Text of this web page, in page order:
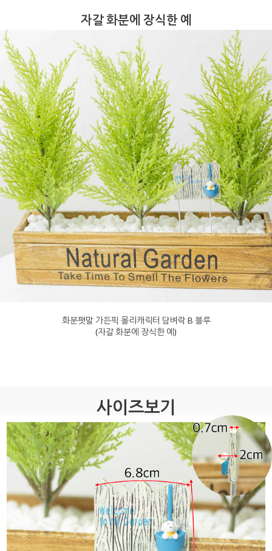
자갈 화분에 장식한 예
화분팻말 가든픽 몰리캐릭터 담벼락 B 블루
(자갈 화분에 장식한 예)
사이즈보기